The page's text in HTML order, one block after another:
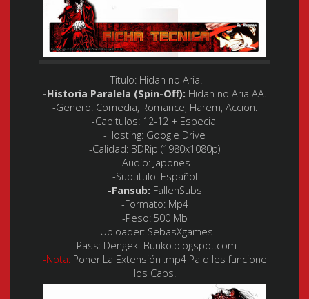
-Titulo: Hidan no Aria.
-Historia Paralela (Spin-Off): Hidan no Aria AA.
-Genero:Comedia, Romance, Harem, Accion.
-Capitulos: 12-12 + Especial
-Hosting: Google Drive
-Calidad: BDRip (1980x1080p)
-Audio: Japones
-Subtitulo:Español
-Fansub: FallenSubs
-Formato:Mp4
-Peso:500 Mb
-Uploader:SebasXgames
-Pass: Dengeki-Bunko.blogspot.com
-Nota:Poner La Extensión .mp4 Pa q les funcione
los Caps.